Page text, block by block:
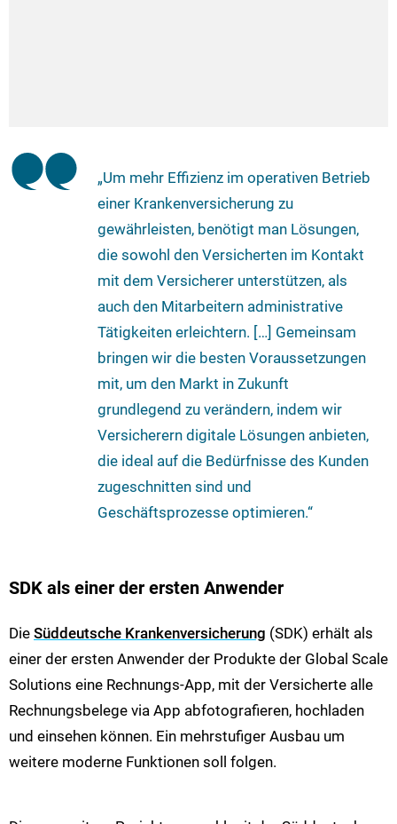
„Um mehr Effizienz im operativen Betrieb
einer Krankenversicherung zu
gewährleisten, benötigt man Lösungen,
die sowohl den Versicherten im Kontakt
mit dem Versicherer unterstützen, als
auch den Mitarbeitern administrative
Tätigkeiten erleichtern. […] Gemeinsam
bringen wir die besten Voraussetzungen
mit, um den Markt in Zukunft
grundlegend zu verändern, indem wir
Versicherern digitale Lösungen anbieten,
die ideal auf die Bedürfnisse des Kunden
zugeschnitten sind und
Geschäftsprozesse optimieren.“
SDK als einer der ersten Anwender
Die Süddeutsche Krankenversicherung (SDK) erhält als
einer der ersten Anwender der Produkte der Global Scale
Solutions eine Rechnungs-App, mit der Versicherte alle
Rechnungsbelege via App abfotografieren, hochladen
und einsehen können. Ein mehrstufiger Ausbau um
weitere moderne Funktionen soll folgen.